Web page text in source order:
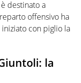
destinato a
offensivo ha
iniziato con piglio la
la